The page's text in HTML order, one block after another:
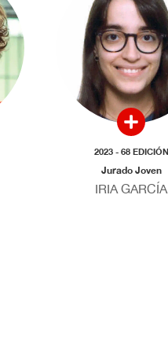
2023 - 68 EDICIÓN
Jurado Joven
IRIA GARCÍA